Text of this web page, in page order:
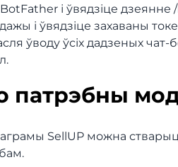
і ўвядзіце
і ўвядзіце захаваны
ўводу ўсіх дадзеных
патрэбны
SellUP можна